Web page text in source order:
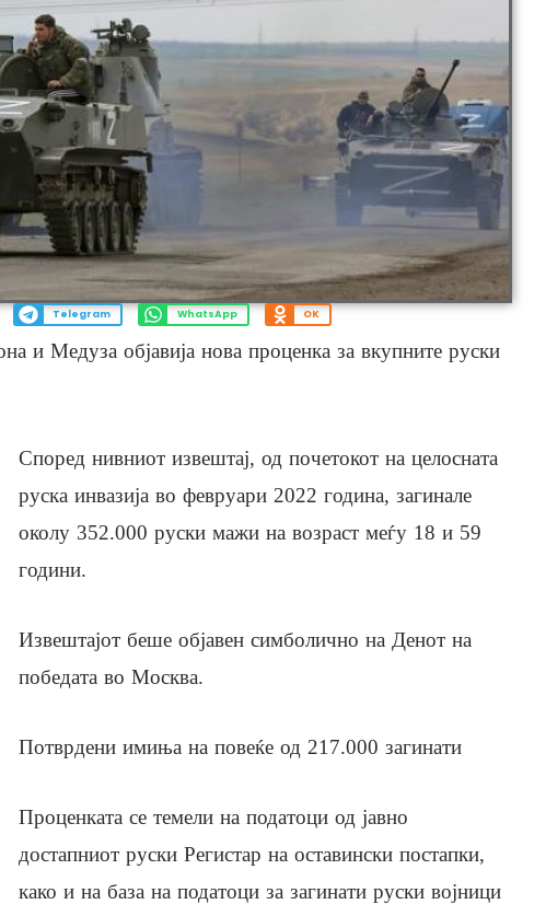
Telegram WhatsApp OK
и Медуза објавија нова проценка за вкупните руски
Според нивниот извештај, од почетокот на целосната
руска инвазија во февруари 2022 година, загинале
околу 352.000 руски мажи на возраст меѓу 18 и 59
години.
Извештајот беше објавен симболично на Денот на
победата во Москва.
Потврдени имиња на повеќе од 217.000 загинати
Проценката се темели на податоци од јавно
достапниот руски Регистар на оставински постапки,
како и на база на податоци за загинати руски војници